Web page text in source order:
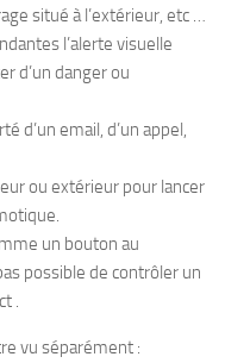
situé à l’extérieur, etc …
l’alerte visuelle
d’un danger ou
d’un email, d’un appel,
ou extérieur pour lancer
un bouton au
possible de contrôler un
.
vu séparément :